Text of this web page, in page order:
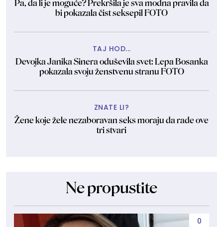
Pa, da li je moguće? Prekršila je sva modna pravila da
bi pokazala čist seksepil FOTO
TAJ HOD...
Devojka Janika Sinera oduševila svet: Lepa Bosanka
pokazala svoju ženstvenu stranu FOTO
ZNATE LI?
Žene koje žele nezaboravan seks moraju da rade ove
tri stvari
Ne propustite
0